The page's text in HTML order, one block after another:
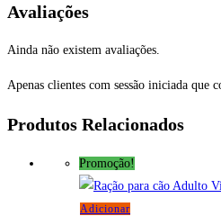
Avaliações
Ainda não existem avaliações.
Apenas clientes com sessão iniciada que
Produtos Relacionados
Promoção!
Adicionar